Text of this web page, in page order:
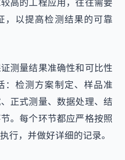
，以提高检测结果的可靠
测量结果准确性和可比性
：检测方案制定、样品准
正式测量、数据处理、结
。每个环节都应严格按照
行，并做好详细的记录。